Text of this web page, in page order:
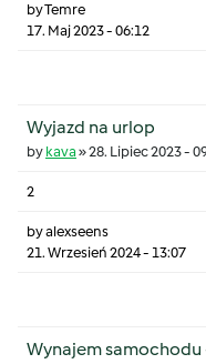
byTemre
17. Maj 2023 - 06:12
Wyjazd na urlop
by kava »28. Lipiec 2023 -
2
byalexseens
21. Wrzesień 2024 - 13:07
Wynajem